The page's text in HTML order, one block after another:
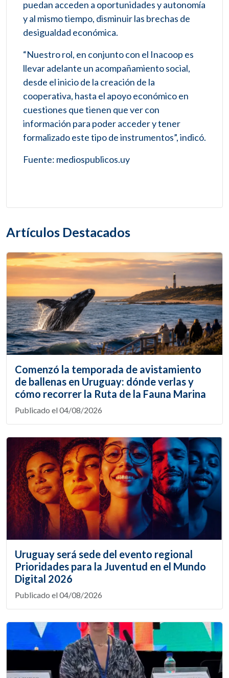
puedan acceden a oportunidades y autonomía
y al mismo tiempo, disminuir las brechas de
desigualdad económica.
“Nuestro rol, en conjunto con el Inacoop es
llevar adelante un acompañamiento social,
desde el inicio de la creación de la
cooperativa, hasta el apoyo económico en
cuestiones que tienen que ver con
información para poder acceder y tener
formalizado este tipo de instrumentos”, indicó.
Fuente: mediospublicos.uy
Artículos Destacados
Comenzó la temporada de avistamiento
de ballenas en Uruguay: dónde verlas y
cómo recorrer la Ruta de la Fauna Marina
Publicado el 04/08/2026
Uruguay será sede del evento regional
Prioridades para la Juventud en el Mundo
Digital 2026
Publicado el 04/08/2026